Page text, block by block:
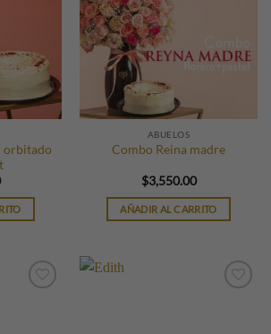
orbitado
ABUELOS
Combo Reina madre
$3,550.00
AÑADIR AL CARRITO